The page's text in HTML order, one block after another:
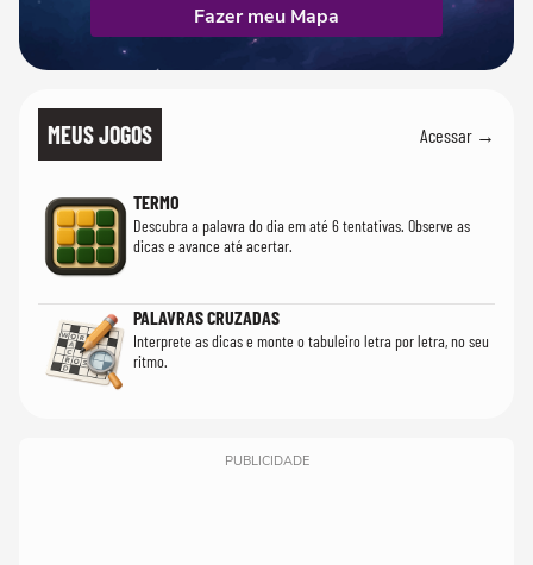
Fazer meu Mapa
MEUS JOGOS Acessar →
TERMO
Descubra a palavra do dia em até 6 tentativas. Observe as
dicas e avance até acertar.
PALAVRAS CRUZADAS
Interprete as dicas e monte o tabuleiro letra por letra, no seu
ritmo.
PUBLICIDADE